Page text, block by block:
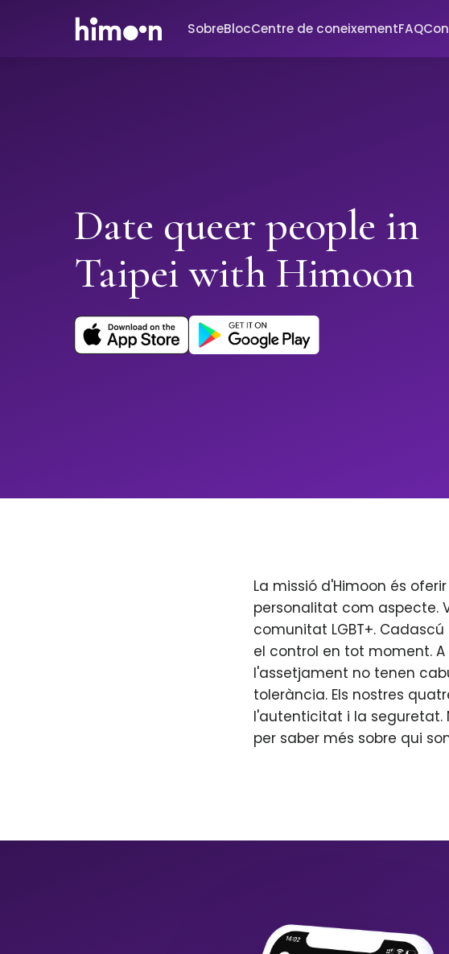
SobreBlocCentre de coneixementFAQ
Date queer people in
Taipei with Himoon
La missió d'Himoon és
personalitat com aspecte.
comunitat LGBT+.
el control en tot moment.
l'assetjament no tenen
tolerància. Els nostres
l'autenticitat i la seguretat.
per saber més sobre qui